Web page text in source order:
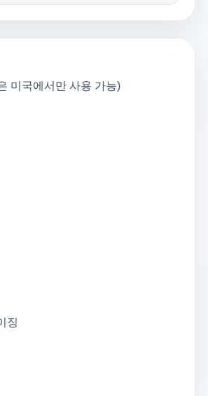
미국에서만 사용 가능)
징